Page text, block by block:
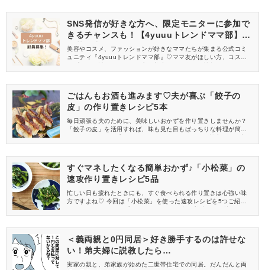
SNS発信が好きな方へ、限定モニターに参加で
きるチャンスも！【4yuuuトレンドママ部】部
員募集中
美容やコスメ、ファッションが好きなママたちが集まる公式コミ
ュニティ『4yuuuトレンドママ部』♡ママ友がほしい方、コスメサ
信してくれる方を募集しています！
ごはんもお酒も進みます♡夫が喜ぶ「餃子の
皮」の作り置きレシピ5本
毎日頑張る夫のために、美味しいおかずを作り置きしませんか？
「餃子の皮」を活用すれば、味も見た目もばっちりな料理が簡単
てみてくださいね！
すぐマネしたくなる簡単おかず♪「小松菜」の
速攻作り置きレシピ5品
忙しい日も疲れたときにも、すぐ食べられる作り置きは心強い味
方ですよね♡ 今回は「小松菜」を使った速攻レシピを5つご紹介し
方必見です♪
＜義両親と0円同居＞好き勝手するのは許せな
い！弟夫婦に説教したら…
実家の親と、弟家族が始めた二世帯住宅での同居。だんだんと両